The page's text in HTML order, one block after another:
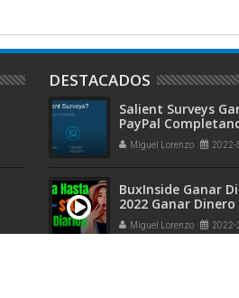
DESTACADOS
Salient Surveys
PayPal
Encuestas Online
Miguel Lorenzo 2022-
BuxInside Ganar
2022 Ganar
desde Casa.
Miguel Lorenzo 2022-